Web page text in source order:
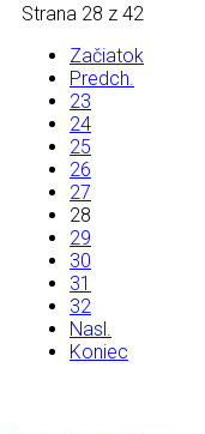
Videá
Kontakt
Strana 28 z 42
Začiatok
Predch.
23
24
25
26
27
28
29
30
31
32
Nasl.
Koniec